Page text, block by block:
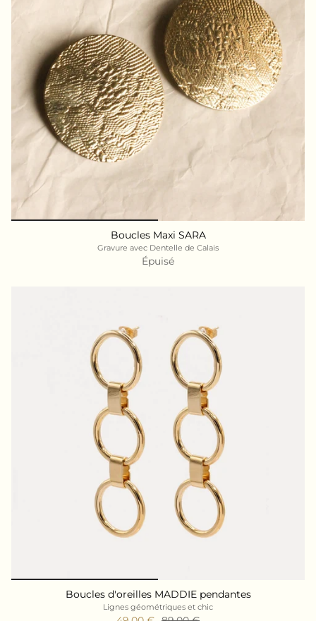
Boucles Maxi SARA
Gravure avec Dentelle de Calais
Épuisé
Boucles d'oreilles MADDIE pendantes
Lignes géométriques et chic